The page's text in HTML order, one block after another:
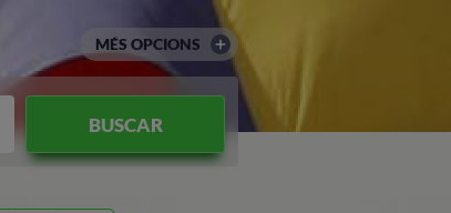
BUSCAR
MÉS OPCIONS